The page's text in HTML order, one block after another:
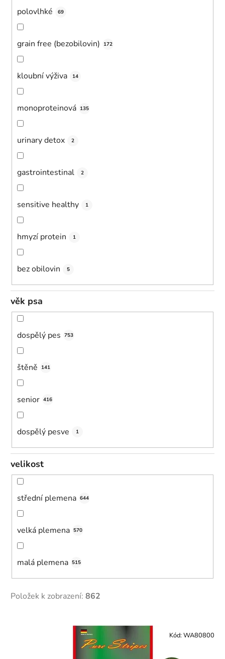
polovlhké 69
grain free (bezobilovin) 172
kloubní výživa 14
monoproteinová 135
urinary detox 2
gastrointestinal 2
sensitive healthy 1
hmyzí protein 1
bez obilovin 5
věk psa
dospělý pes 753
štěně 141
senior 416
dospělý pesve 1
velikost
střední plemena 644
velká plemena 570
malá plemena 515
Položek k zobrazení: 862
Kód: WA80800